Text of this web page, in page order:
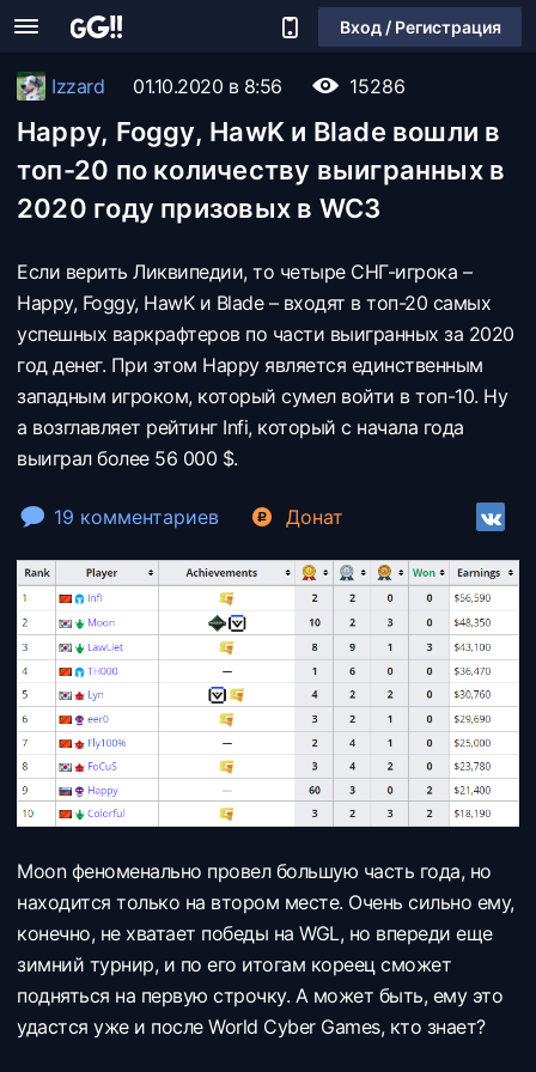
Вход / Регистрация
Izzard 01.10.2020 в 8:56 15286
Happy, Foggy, HawK и Blade вошли в
топ-20 по количеству выигранных в
2020 году призовых в WC3
Если верить Ликвипедии, то четыре СНГ-игрока –
Happy, Foggy, HawK и Blade – входят в топ-20 самых
успешных варкрафтеров по части выигранных за 2020
год денег. При этом Happy является единственным
западным игроком, который сумел войти в топ-10. Ну
а возглавляет рейтинг Infi, который с начала года
выиграл более 56 000 $.
19 комментариев Донат
Moon феноменально провел большую часть года, но
находится только на втором месте. Очень сильно ему,
конечно, не хватает победы на WGL, но впереди еще
зимний турнир, и по его итогам кореец сможет
подняться на первую строчку. А может быть, ему это
удастся уже и после World Cyber Games, кто знает?